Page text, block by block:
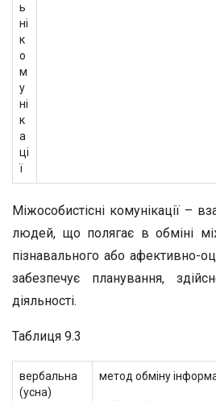
ь
ні
к
о
м
у
ні
к
а
ці
ї
Міжособистісні комунікації –
людей, що полягає в обміні
пізнавального або афективно-
забезпечує планування,
діяльності.
Таблиця 9.3
вербальна
(усна)
метод обміну